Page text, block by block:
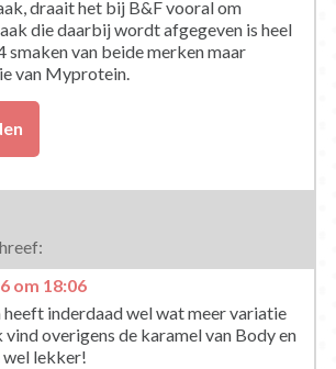
draait het bij B&F vooral om
die daarbij wordt afgegeven is heel
smaken van beide merken maar
van Myprotein.
om 18:06
inderdaad wel wat meer variatie
vind overigens de karamel van Body en
lekker!